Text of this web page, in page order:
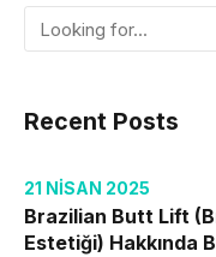
Recent Posts
21 NISAN 2025
Brazilian Butt Lift
Estetiği) Hakkında